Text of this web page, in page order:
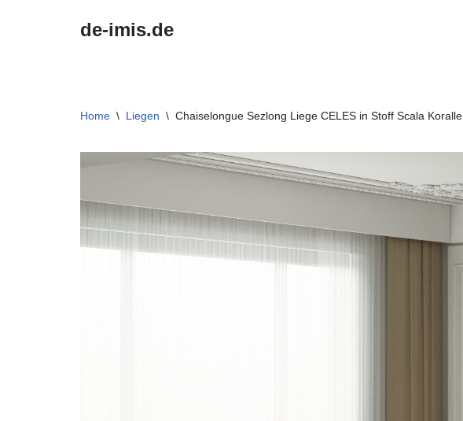
de-imis.de
Home \ Liegen \ Chaiselongue Sezlong Liege CELES in Stoff Scala Koralle